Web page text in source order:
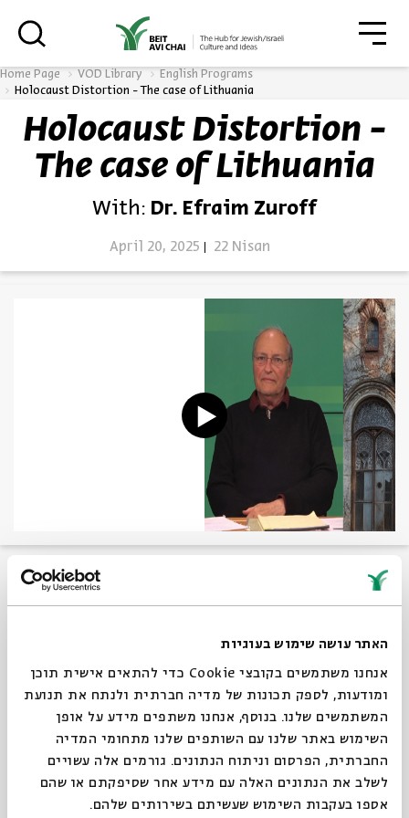
האתר עושה שימוש בעוגיות
אנחנו משתמשים בקובצי Cookie כדי להתאים אישית תוכן
ומודעות, לספק תכונות של מדיה חברתית ולנתח את תנועת
המשתמשים שלנו. בנוסף, אנחנו משתפים מידע על אופן
השימוש באתר שלנו עם השותפים שלנו מתחומי המדיה
החברתית, הפרסום וניתוח הנתונים. גורמים אלה עשויים
לשלב את הנתונים האלה עם מידע אחר שסיפקתם או שהם
אספו בעקבות השימוש שעשיתם בשירותים שלהם.
Home Page VOD Library
English Programs
Holocaust Distortion - The case of Lithuania
Holocaust Distortion -
The case of Lithuania
With: Dr. Efraim Zuroff
April 20, 2025 22 Nisan
Upon regaining independence, Lithuania faced various
challenges in addressing Holocaust history: admitting
guilt and apologizing, commemorating victims,
accuracy, revising textbooks, and restituting stolen
Jewish property. Dr. Efraim Zuroff will discuss the
situation in Lithuania and other post-communist
countries in current times.
Always be in the know about
BEIT AVI CHAI’s programs!
*Email Address